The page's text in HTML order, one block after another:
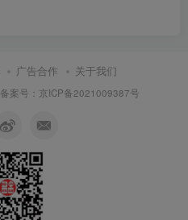
广告合作 关于我们
备案号：京ICP备2021009387号